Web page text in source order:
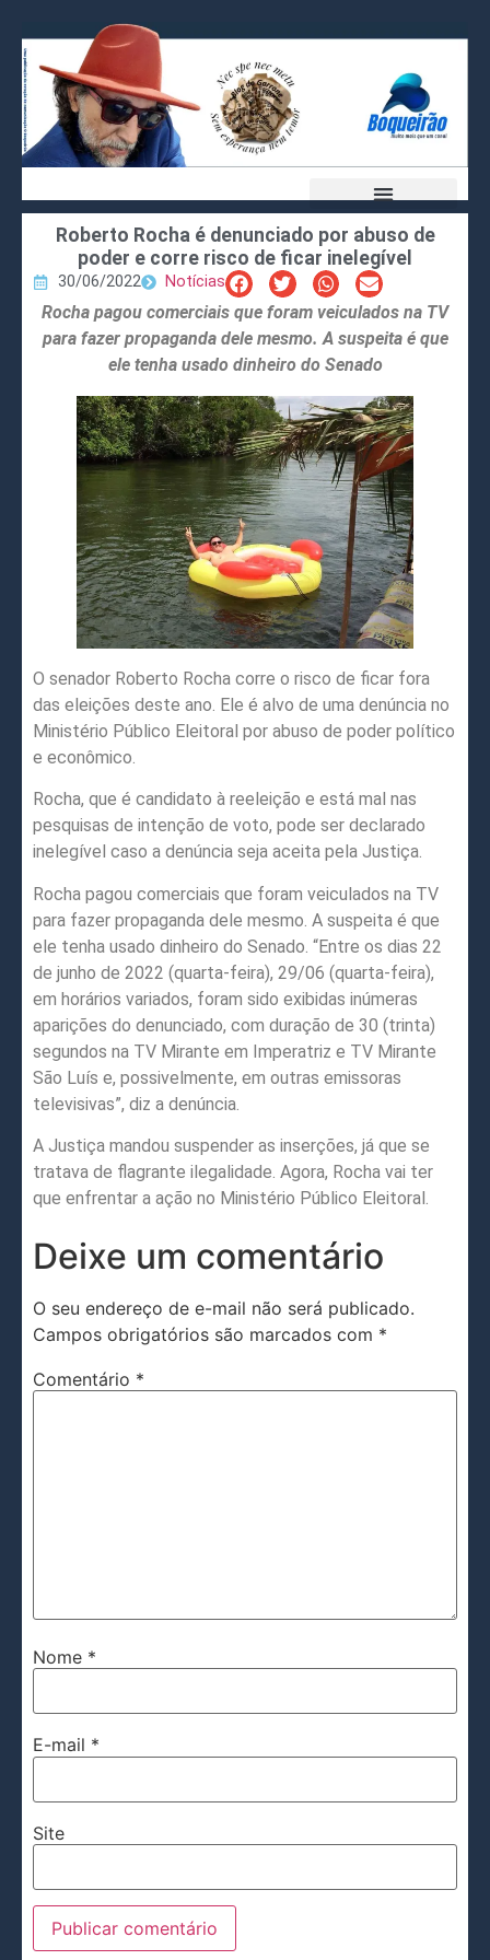
Roberto Rocha é denunciado por abuso de
poder e corre risco de ficar inelegível
30/06/2022 Notícias
Rocha pagou comerciais que foram veiculados na TV
para fazer propaganda dele mesmo. A suspeita é que
ele tenha usado dinheiro do Senado
O senador Roberto Rocha corre o risco de ficar fora
das eleições deste ano. Ele é alvo de uma denúncia no
Ministério Público Eleitoral por abuso de poder político
e econômico.
Rocha, que é candidato à reeleição e está mal nas
pesquisas de intenção de voto, pode ser declarado
inelegível caso a denúncia seja aceita pela Justiça.
Rocha pagou comerciais que foram veiculados na TV
para fazer propaganda dele mesmo. A suspeita é que
ele tenha usado dinheiro do Senado. “Entre os dias 22
de junho de 2022 (quarta-feira), 29/06 (quarta-feira),
em horários variados, foram sido exibidas inúmeras
aparições do denunciado, com duração de 30 (trinta)
segundos na TV Mirante em Imperatriz e TV Mirante
São Luís e, possivelmente, em outras emissoras
televisivas”, diz a denúncia.
A Justiça mandou suspender as inserções, já que se
tratava de flagrante ilegalidade. Agora, Rocha vai ter
que enfrentar a ação no Ministério Público Eleitoral.
Deixe um comentário
O seu endereço de e-mail não será publicado.
Campos obrigatórios são marcados com *
Comentário *
Nome *
E-mail *
Site